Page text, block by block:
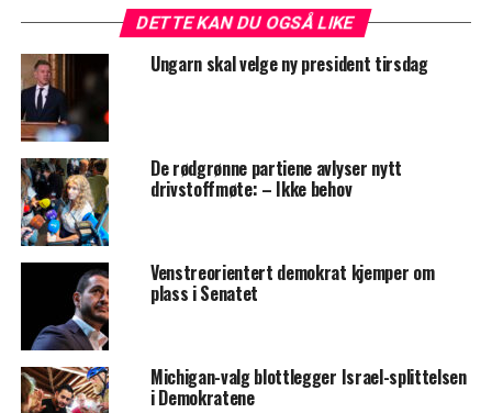
DETTE KAN DU OGSÅ LIKE
Ungarn skal velge ny president tirsdag
De rødgrønne partiene avlyser nytt
drivstoffmøte: – Ikke behov
Venstreorientert demokrat kjemper om
plass i Senatet
Michigan-valg blottlegger Israel-splittelsen
i Demokratene